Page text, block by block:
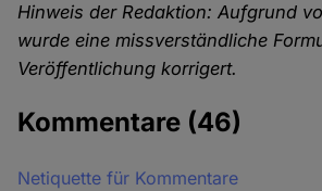
Hinweis der Redaktion: Aufgrund
wurde eine missverständliche
Veröffentlichung korrigert.
Kommentare (46)
Netiquette für Kommentare